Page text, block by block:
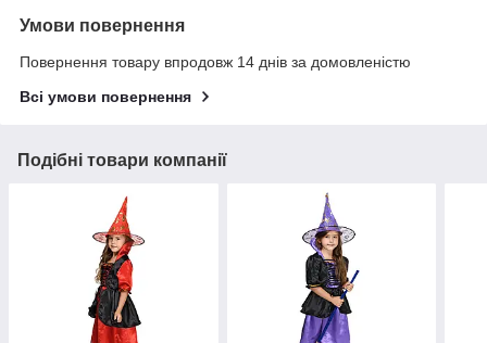
Умови повернення
Повернення товару впродовж 14 днів за домовленістю
Всі умови повернення
Подібні товари компанії